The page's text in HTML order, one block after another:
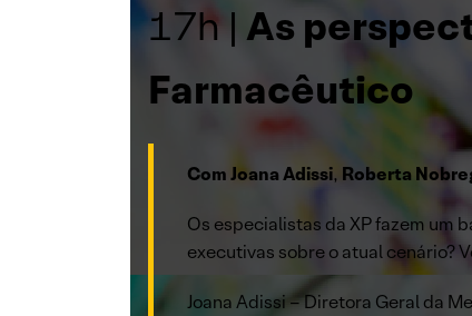
17h | As
Farmacêutico
Com Joana Adissi, Roberta
Os especialistas da XP fazem um
executivas sobre o atual cenário?
Joana Adissi – Diretora Geral da